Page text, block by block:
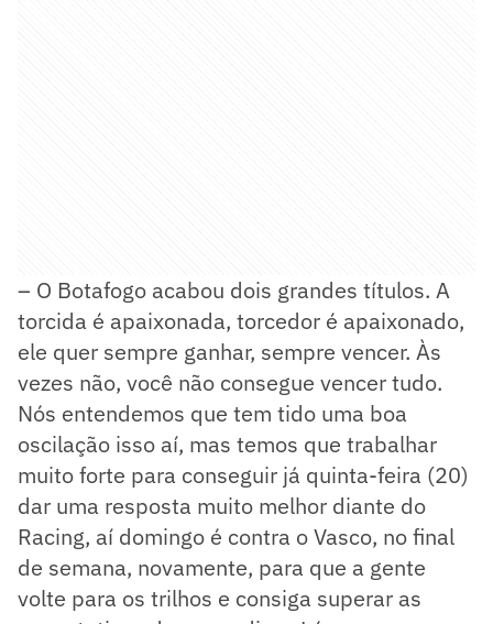
– O Botafogo acabou dois grandes títulos. A
torcida é apaixonada, torcedor é apaixonado,
ele quer sempre ganhar, sempre vencer. Às
vezes não, você não consegue vencer tudo.
Nós entendemos que tem tido uma boa
oscilação isso aí, mas temos que trabalhar
muito forte para conseguir já quinta-feira (20)
dar uma resposta muito melhor diante do
Racing, aí domingo é contra o Vasco, no final
de semana, novamente, para que a gente
volte para os trilhos e consiga superar as